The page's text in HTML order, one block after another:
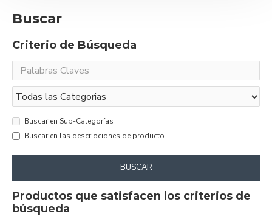
Buscar
Criterio de Búsqueda
Buscar en Sub-Categorías
Buscar en las descripciones de producto
BUSCAR
Productos que satisfacen los criterios de
búsqueda